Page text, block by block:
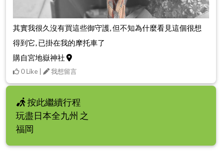
其實我很久沒有買這些御守護, 但不知為什麼看見這個很想
得到它, 已掛在我的摩托車了
購自宮地嶽神社
0 Like | 我想留言
按此繼續行程
玩盡日本全九州 之
福岡